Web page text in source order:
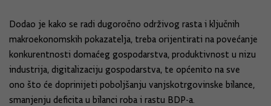
Dodao je kako se radi dugoročno održivog rasta i ključnih
makroekonomskih pokazatelja, treba orijentirati na povećanje
konkurentnosti domaćeg gospodarstva, produktivnost u nizu
industrija, digitalizaciju gospodarstva, te općenito na sve
ono što će doprinijeti poboljšanju vanjskotrgovinske bilance,
smanjenju deficita u bilanci roba i rastu BDP-a.